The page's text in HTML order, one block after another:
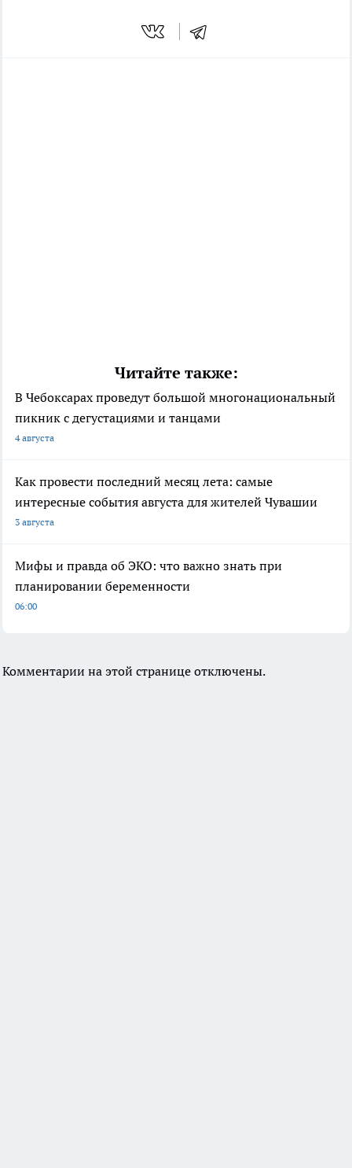
Читайте также:
В Чебоксарах проведут большой многонациональный
пикник с дегустациями и танцами
4 августа
Как провести последний месяц лета: самые
интересные события августа для жителей Чувашии
3 августа
Мифы и правда об ЭКО: что важно знать при
планировании беременности
06:00
Комментарии на этой странице отключены.